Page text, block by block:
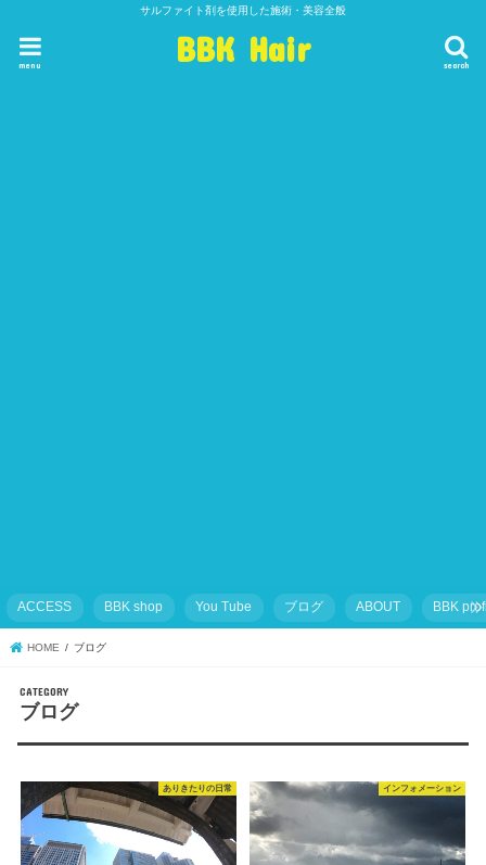
サルファイト剤を使用した施術・美容全般
BBK Hair search
menu
ACCESS BBK shop You Tube ブログ ABOUT BBK
HOME ブログ
ブログ
ありきたりの日常 インフォメーション